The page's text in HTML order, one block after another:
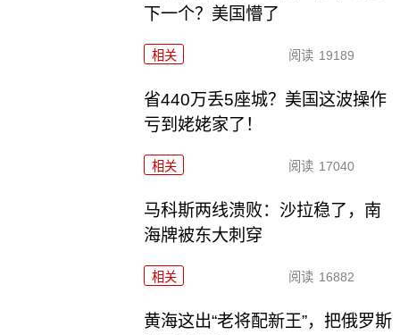
下一个？美国懵了
相关 阅读 19189
省440万丢5座城？美国这波操作
亏到姥姥家了！
相关 阅读 17040
马科斯两线溃败：沙拉稳了，南
海牌被东大刺穿
相关 阅读 16882
黄海这出“老将配新王”，把俄罗斯